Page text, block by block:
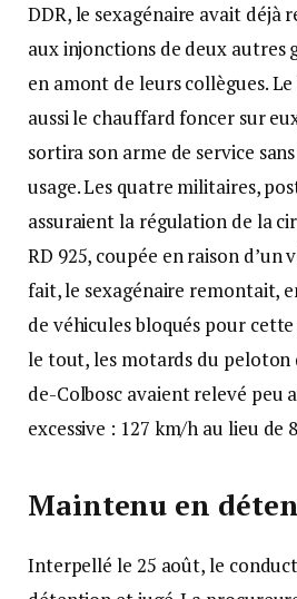
DDR, le sexagénaire avait déjà
aux injonctions de deux autres
en amont de leurs collègues.
aussi le chauffard foncer sur
sortira son arme de service
usage. Les quatre militaires,
assuraient la régulation de la
RD 925, coupée en raison d’un
fait, le sexagénaire remontait,
de véhicules bloqués pour
le tout, les motards du peloton
de-Colbosc avaient relevé peu
excessive : 127 km/h au lieu de
Maintenu en
Interpellé le 25 août, le